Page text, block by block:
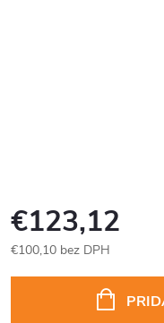
€123,12
€100,10 bez DPH